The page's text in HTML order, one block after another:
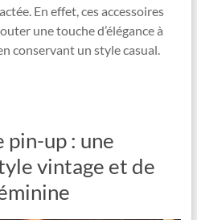
En effet, ces accessoires
une touche d’élégance à
conservant un style casual.
pin-up : une
vintage et de